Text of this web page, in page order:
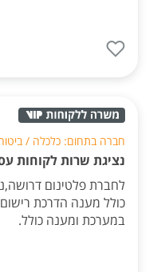
חברה בתחום: כלכלה /
נציגת שרות לקוחות
לחברת פלטינום
כולל מענה הדרכת
במערכת ומענה כולל.